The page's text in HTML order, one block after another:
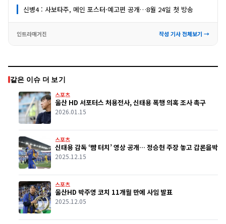
신병4 : 사보타주, 메인 포스터·예고편 공개…8월 24일 첫 방송
인트라매거진 작성 기사 전체보기 →
같은 이슈 더 보기
스포츠
울산 HD 서포터스 처용전사, 신태용 폭행 의혹 조사 촉구
2026.01.15
스포츠
신태용 감독 ‘뺨 터치’ 영상 공개… 정승현 주장 놓고 갑론을박
2025.12.15
스포츠
울산HD 박주영 코치 11개월 만에 사임 발표
2025.12.05